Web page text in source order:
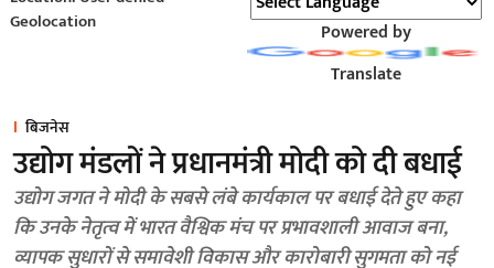
Geolocation
Powered by
Translate
बिजनेस
उद्योग मंडलों ने प्रधानमंत्री मोदी को दी बधाई
उद्योग जगत ने मोदी के सबसे लंबे कार्यकाल पर बधाई देते हुए कहा
कि उनके नेतृत्व में भारत वैश्विक मंच पर प्रभावशाली आवाज बना,
व्यापक सुधारों से समावेशी विकास और कारोबारी सुगमता को नई